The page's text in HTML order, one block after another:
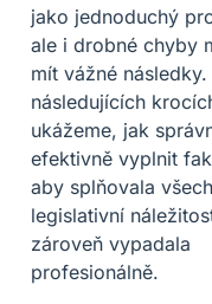
jako jednoduchý
ale i drobné chyby
mít vážné následky.
následujících
ukážeme, jak
efektivně vyplnit
aby splňovala
legislativní
zároveň vypadala
profesionálně.